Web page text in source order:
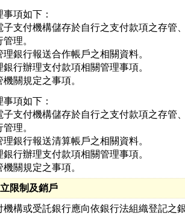
項如下：
子支付機構儲存於自行之支付款項之存管
管理。
理銀行報送合作帳戶之相關資料。
行辦理支付款項相關管理事項。
關規定之事項。
項如下：
子支付機構儲存於自行之支付款項之存管
管理。
理銀行報送清算帳戶之相關資料。
行辦理支付款項相關管理事項。
關規定之事項。
限制及銷戶
機構或受託銀行應向依銀行法組織登記之